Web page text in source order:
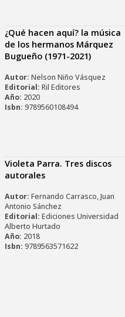
¿Qué hacen aquí? la música
de los hermanos Márquez
Bugueño (1971-2021)
Autor: Nelson Niño Vásquez
Editorial: Ril Editores
Año: 2020
Isbn: 9789560108494
Violeta Parra. Tres discos
autorales
Autor: Fernando Carrasco, Juan
Antonio Sánchez
Editorial: Ediciones Universidad
Alberto Hurtado
Año: 2018
Isbn: 9789563571622